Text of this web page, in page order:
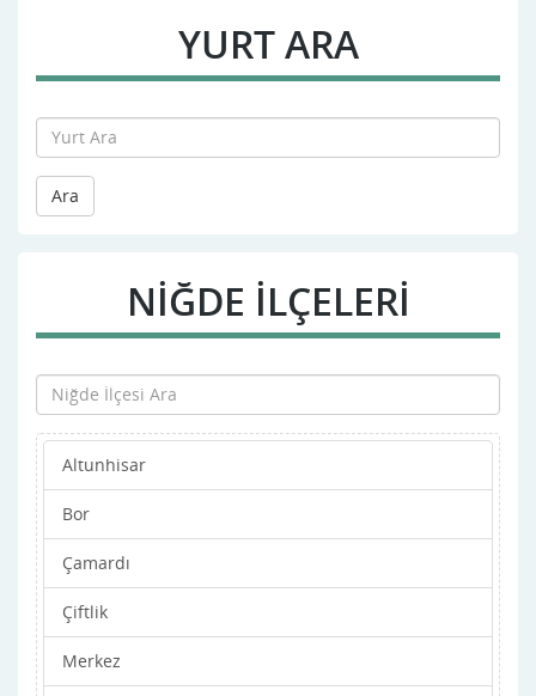
YURT ARA
Ara
NIĞDE İLÇELERİ
Altunhisar
Bor
Çamardı
Çiftlik
Merkez